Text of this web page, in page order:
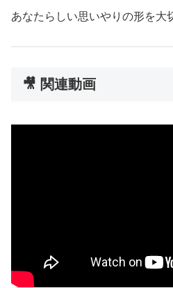
あなたらしい思いやりの形を大
🎥 関連動画